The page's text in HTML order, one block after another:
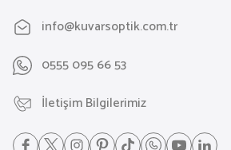
info@kuvarsoptik.com.tr
0555 095 66 53
İletişim Bilgilerimiz